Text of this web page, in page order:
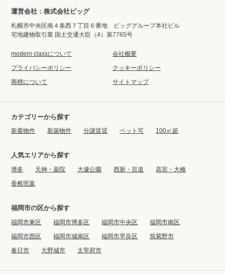
運営会社：株式会社ビッグ
札幌市中央区南４条西７丁目６番地 ビッググループ本社ビル
宅地建物取引業 国土交通大臣（4）第7765号
modern classについて
会社概要
プライバシーポリシー
クッキーポリシー
商標について
サイトマップ
カテゴリーから探す
新着物件 新築物件 分譲賃貸 ペット可 100㎡超
人気エリアから探す
博多 天神・薬院 大濠公園 西新・百道
高宮・大橋
香椎照葉
福岡市の区から探す
福岡市東区 福岡市博多区 福岡市中央区
福岡市南区
福岡市西区
福岡市城南区 福岡市早良区
筑紫野市
春日市
大野城市 太宰府市